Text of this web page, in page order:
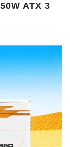
ATX 3